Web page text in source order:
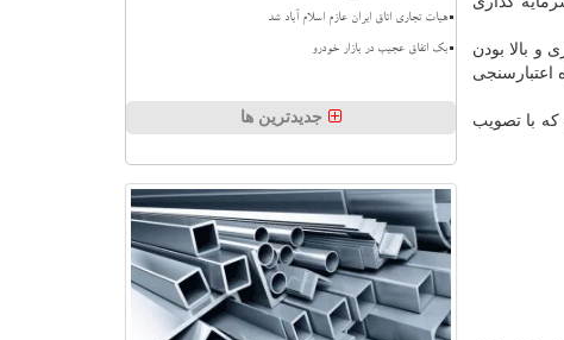
و بالا بودن
ریال بود که با تصویب
هیات تجاری اتاق ایران عازم اسلام آباد شد
بک اتفاق عجیب در بازار خودرو
جدیدترین ها